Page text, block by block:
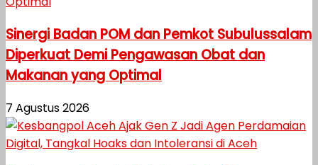
Sinergi Badan POM dan Pemkot Subulussalam
Diperkuat Demi Pengawasan Obat dan
Makanan yang Optimal
7 Agustus 2026